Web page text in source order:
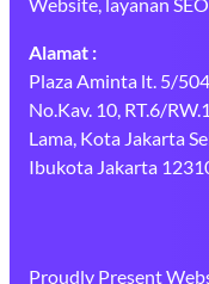
Alamat :
Plaza Aminta lt. 5/
No.Kav. 10, RT.6/
Lama, Kota Jakarta
Ibukota Jakarta
Proudly Present